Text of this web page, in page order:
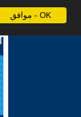
موافق - OK